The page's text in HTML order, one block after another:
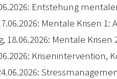
Entstehung
Mentale Krisen
18.06.2026: Mentale Krisen
Krisenintervention,